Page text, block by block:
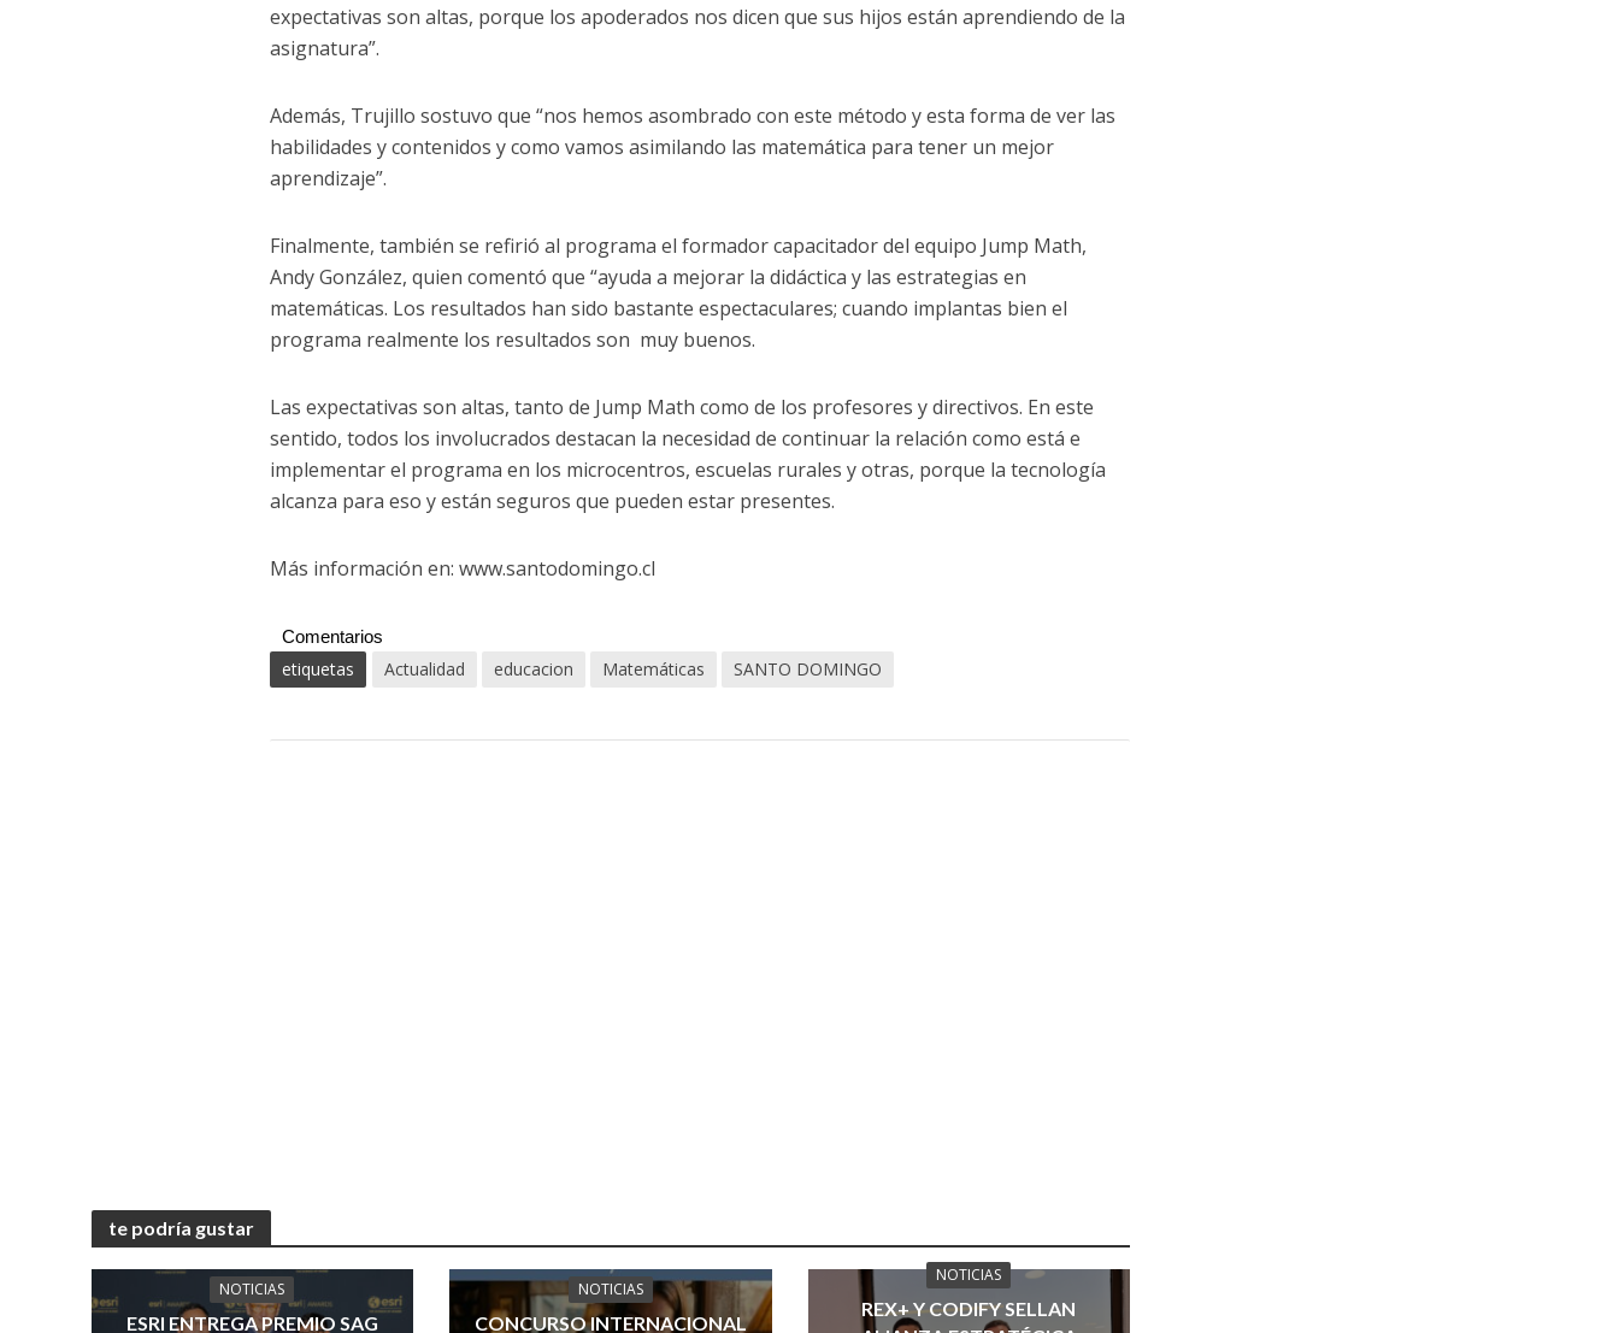
expectativas son altas, porque los apoderados nos dicen que sus hijos están aprendiendo de la
asignatura”.
Además, Trujillo sostuvo que “nos hemos asombrado con este método y esta forma de ver las
habilidades y contenidos y como vamos asimilando las matemática para tener un mejor
aprendizaje”.
Finalmente, también se refirió al programa el formador capacitador del equipo Jump Math,
Andy González, quien comentó que “ayuda a mejorar la didáctica y las estrategias en
matemáticas. Los resultados han sido bastante espectaculares; cuando implantas bien el
programa realmente los resultados son muy buenos.
Las expectativas son altas, tanto de Jump Math como de los profesores y directivos. En este
sentido, todos los involucrados destacan la necesidad de continuar la relación como está e
implementar el programa en los microcentros, escuelas rurales y otras, porque la tecnología
alcanza para eso y están seguros que pueden estar presentes.
Más información en: www.santodomingo.cl
Comentarios
etiquetas Actualidad educacion Matemáticas SANTO DOMINGO
te podría gustar
NOTICIAS
ESRI ENTREGA PREMIO SAG
NOTICIAS
CONCURSO INTERNACIONAL
NOTICIAS
REX+ Y CODIFY SELLAN